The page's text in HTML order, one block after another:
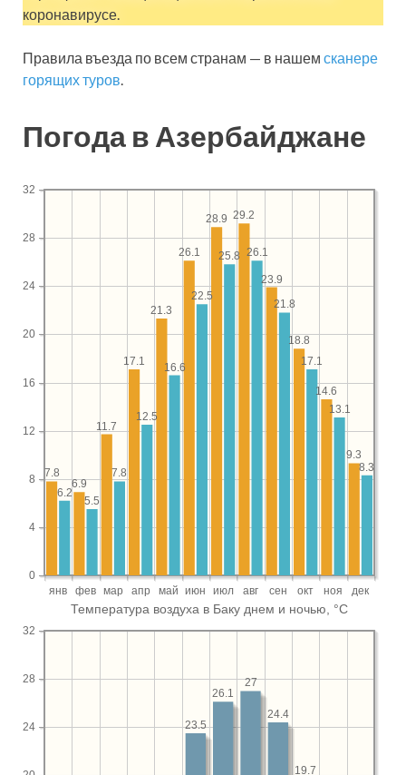
коронавирусе.
Правила въезда по всем странам — в нашем сканере
горящих туров.
Погода в Азербайджане